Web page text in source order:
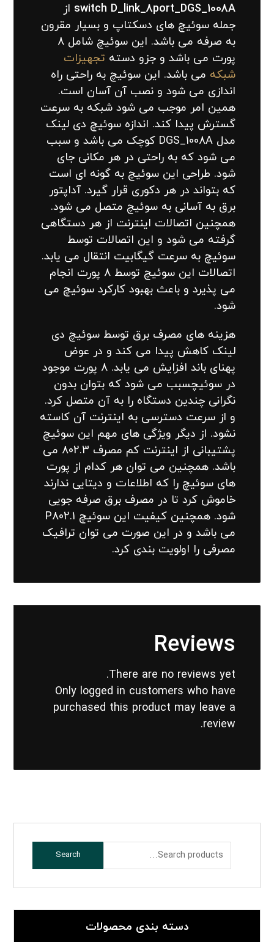
switch D_link_8port_DGS_1008A از
جمله سوئیچ های دسکتاپ و بسیار مقرون
به صرفه می باشد. این سوئیچ شامل 8
پورت می باشد و جزو دسته تجهیزات
شبکه می باشد. این سوئیچ به راحتی راه
اندازی می شود و نصب آن آسان است.
همین امر موجب می شود شبکه به سرعت
گسترش پیدا کند. اندازه سوئیچ دی لینک
مدل DGS_1008A کوچک می باشد و سبب
می شود که به راحتی در هر مکانی جای
شود. طراحی این سوئیچ به گونه ای است
که بتواند در هر دکوری قرار گیرد. آداپتور
برق به آسانی به سوئیچ متصل می شود.
همچنین اتصالات اینترنت از هر دستگاهی
گرفته می شود و این اتصالات توسط
سوئیچ به سرعت گیگابیت انتقال می یابد.
اتصالات این سوئیچ توسط 8 پورت انجام
می پذیرد و باعث بهبود کارکرد سوئیچ می
شود.
هزینه های مصرف برق توسط سوئیچ دی
لینک کاهش پیدا می کند و در عوض
پهنای باند افزایش می یابد. 8 پورت موجود
در سوئیچسبب می شود که بتوان بدون
نگرانی چندین دستگاه را به آن متصل کرد.
و از سرعت دسترسی به اینترنت آن کاسته
نشود. از دیگر ویژگی های مهم این سوئیچ
پشتیبانی از اینترنت کم مصرف 802.3 می
باشد. همچنین می توان هر کدام از پورت
های سوئیچ را که اطلاعات و دیتایی ندارند
خاموش کرد تا در مصرف برق صرفه جویی
شود. همچنین کیفیت این سوئیچ P802.1
می باشد و در این صورت می توان ترافیک
مصرفی را اولویت بندی کرد.
Reviews
There are no reviews yet.
Only logged in customers who have
purchased this product may leave a
review.
Search
دسته بندی محصولات